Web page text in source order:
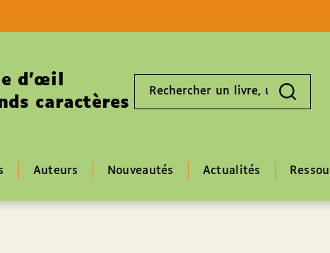
d’œil
caractères livre,
Auteurs Nouveautés Actualités